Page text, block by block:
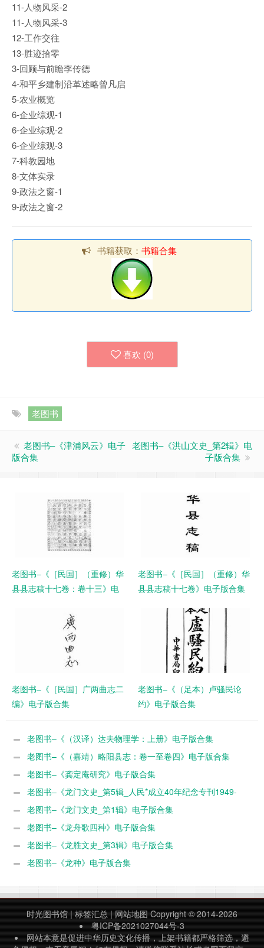
11-人物风采-2
11-人物风采-3
12-工作交往
13-胜迹拾零
3-回顾与前瞻李传德
4-和平乡建制沿革述略曾凡启
5-农业概览
6-企业综观-1
6-企业综观-2
6-企业综观-3
7-科教园地
8-文体实录
9-政法之窗-1
9-政法之窗-2
书籍获取： 书籍合集
喜欢 (0)
老图书
老图书–《津浦风云》电子
版合集
老图书–《洪山文史_第2辑》电
子版合集
老图书–《［民国］（重修）华
县县志稿十七卷：卷十三》电
老图书–《［民国］（重修）华
县县志稿十七卷》电子版合集
老图书–《［民国］广两曲志二
编》电子版合集
老图书–《（足本）卢骚民论
约》电子版合集
老图书–《（汉译）达夫物理学：上册》电子版合集
老图书–《（嘉靖）略阳县志：卷一至卷四》电子版合集
老图书–《龚定庵研究》电子版合集
老图书–《龙门文史_第5辑_人民*成立40年纪念专刊1949-
1989》电子版合集
老图书–《龙门文史_第1辑》电子版合集
老图书–《龙舟歌四种》电子版合集
老图书–《龙胜文史_第3辑》电子版合集
老图书–《龙种》电子版合集
时光图书馆 | 标签汇总 | 网站地图 Copyright © 2014-2026
粤ICP备2021027044号-3
网站本意是促进中华历史文化传播，上架书籍都严格筛选，避